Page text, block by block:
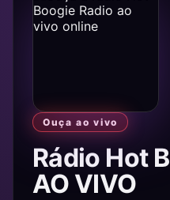
Ouça ao vivo
Rádio Hot
AO VIVO